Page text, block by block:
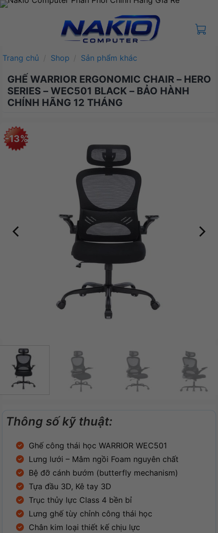
Bỏ
Trang chủ / Shop / Sản phẩm khác
GHẾ WARRIOR ERGONOMIC CHAIR – HERO
SERIES – WEC501 BLACK – BẢO HÀNH
CHÍNH HÃNG 12 THÁNG
-13%
Thông số kỹ thuật:
Ghế công thái học WARRIOR WEC501
Lưng lưới – Mâm ngồi Foam nguyên chất
Bệ đỡ cánh bướm (butterfly mechanism)
Tựa đầu 3D, Kê tay 3D
Trục thủy lực Class 4 bền bỉ
Lưng ghế tùy chỉnh công thái học
Chân kim loại thiết kế chịu lực